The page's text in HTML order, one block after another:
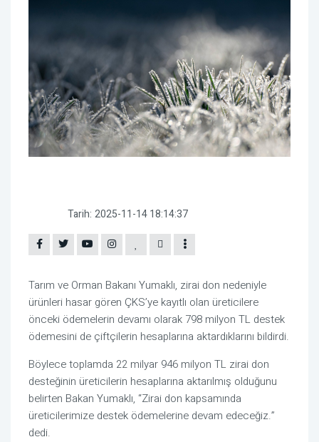
Tarih: 2025-11-14 18:14:37
Tarım ve Orman Bakanı Yumaklı, zirai don nedeniyle
ürünleri hasar gören ÇKS’ye kayıtlı olan üreticilere
önceki ödemelerin devamı olarak 798 milyon TL destek
ödemesini de çiftçilerin hesaplarına aktardıklarını bildirdi.
Böylece toplamda 22 milyar 946 milyon TL zirai don
desteğinin üreticilerin hesaplarına aktarılmış olduğunu
belirten Bakan Yumaklı, “Zirai don kapsamında
üreticilerimize destek ödemelerine devam edeceğiz.”
dedi.